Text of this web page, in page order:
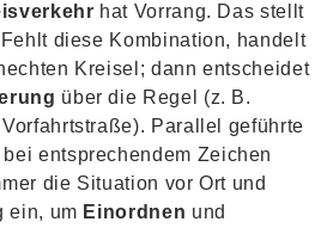
hat Vorrang. Das stellt
Fehlt diese Kombination, handelt
Kreisel; dann entscheidet
über die Regel (z. B.
Parallel geführte
entsprechendem Zeichen
die Situation vor Ort und
ein, um Einordnen und